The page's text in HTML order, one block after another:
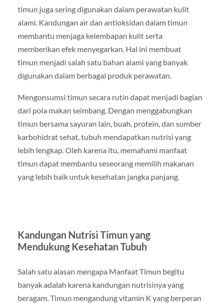
timun juga sering digunakan dalam perawatan kulit
alami. Kandungan air dan antioksidan dalam timun
membantu menjaga kelembapan kulit serta
memberikan efek menyegarkan. Hal ini membuat
timun menjadi salah satu bahan alami yang banyak
digunakan dalam berbagai produk perawatan.
Mengonsumsi timun secara rutin dapat menjadi bagian
dari pola makan seimbang. Dengan menggabungkan
timun bersama sayuran lain, buah, protein, dan sumber
karbohidrat sehat, tubuh mendapatkan nutrisi yang
lebih lengkap. Oleh karena itu, memahami manfaat
timun dapat membantu seseorang memilih makanan
yang lebih baik untuk kesehatan jangka panjang.
Kandungan Nutrisi Timun yang
Mendukung Kesehatan Tubuh
Salah satu alasan mengapa Manfaat Timun begitu
banyak adalah karena kandungan nutrisinya yang
beragam. Timun mengandung vitamin K yang berperan